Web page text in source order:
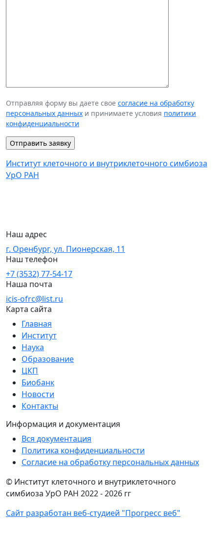
Отправляя форму вы даете свое согласие на обработку
персональных данных и принимаете условия политики
конфиденциальности
Институт клеточного и внутриклеточного симбиоза
УрО РАН
Наш адрес
г. Оренбург, ул. Пионерская, 11
Наш телефон
+7 (3532) 77-54-17
Наша почта
icis-ofrc@list.ru
Карта сайта
Главная
Институт
Наука
Образование
ЦКП
Биобанк
Новости
Контакты
Информация и документация
Вся документация
Политика конфиденциальности
Согласие на обработку персональных данных
© Институт клеточного и внутриклеточного
симбиоза УрО РАН 2022 -2026 гг
Сайт разработан веб-студией "Прогресс веб"